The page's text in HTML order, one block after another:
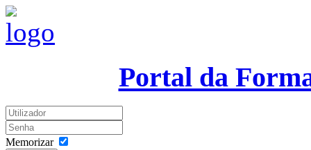
Portal da
Memorizar